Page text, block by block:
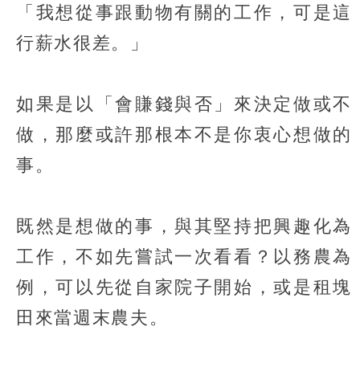
「我想從事跟動物有關的工作，可是這
行薪水很差。」
如果是以「會賺錢與否」來決定做或不
做，那麼或許那根本不是你衷心想做的
事。
既然是想做的事，與其堅持把興趣化為
工作，不如先嘗試一次看看？以務農為
例，可以先從自家院子開始，或是租塊
田來當週末農夫。